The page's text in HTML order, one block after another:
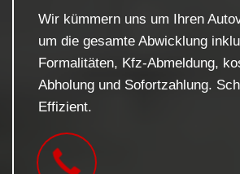
Wir kümmern uns um Ihren
um die gesamte Abwicklung
Formalitäten, Kfz-Abmeldung,
Abholung und Sofortzahlung.
Effizient.